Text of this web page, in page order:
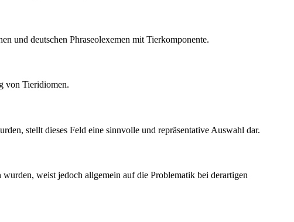
und deutschen Phraseolexemen mit Tierkomponente.
von Tieridiomen.
stellt dieses Feld eine sinnvolle und repräsentative Auswahl dar.
weist jedoch allgemein auf die Problematik bei derartigen